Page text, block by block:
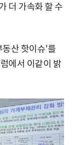
더 가속화 할 수
동산 핫이슈'를
에서 이같이 밝